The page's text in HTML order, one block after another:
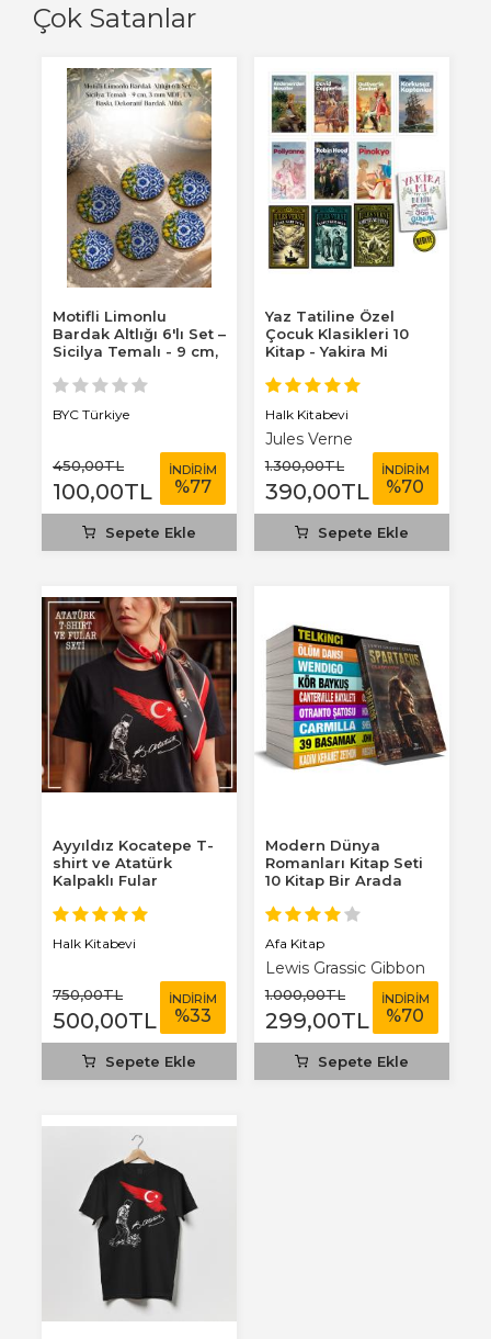
Çok Satanlar
Motifli Limonlu
Bardak Altlığı 6'lı Set –
Sicilya Temalı - 9 cm,
BYC Türkiye
450,00TL
100,00TL
İNDİRİM
%77
Sepete Ekle
Yaz Tatiline Özel
Çocuk Klasikleri 10
Kitap - Yakira Mi
Halk Kitabevi
Jules Verne
1.300,00TL
390,00TL
İNDİRİM
%70
Sepete Ekle
Ayyıldız Kocatepe T-
shirt ve Atatürk
Kalpaklı Fular
Halk Kitabevi
750,00TL
500,00TL
İNDİRİM
%33
Sepete Ekle
Modern Dünya
Romanları Kitap Seti
10 Kitap Bir Arada
Afa Kitap
Lewis Grassic Gibbon
1.000,00TL
299,00TL
İNDİRİM
%70
Sepete Ekle